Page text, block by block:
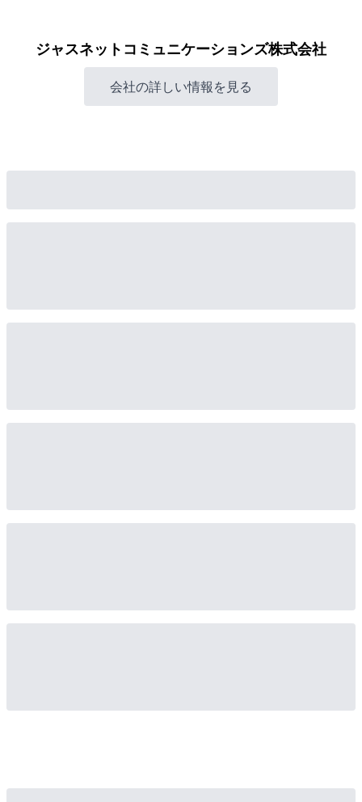
ジャスネットコミュニケーションズ株式会社
会社の詳しい情報を見る